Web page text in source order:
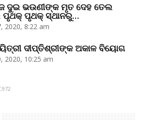
ଦୁଇ ଭଉଣୀଙ୍କ ମୃତ ଦେହ ତେଲ
ପୃଥକ୍‌ ପୃଥକ୍‌ ସ୍ଥାନରୁ…
2020, 8:22 am
ଦୀପ୍ତିଶ୍ରୀଙ୍କ ଅକାଳ ବିୟୋଗ
2020, 10:25 am